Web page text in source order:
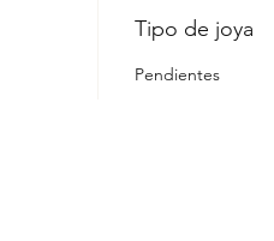
Tipo de joya
Pendientes